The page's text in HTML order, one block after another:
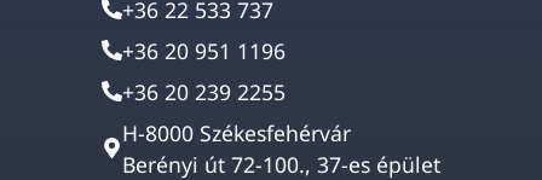
+36 22 533 737
+36 20 951 1196
+36 20 239 2255
H-8000 Székesfehérvár
Berényi út 72-100., 37-es épület